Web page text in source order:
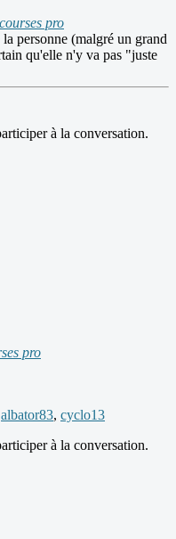
pro
personne (malgré un grand
qu'elle n'y va pas "juste
à la conversation.
pro
albator83, cyclo13
à la conversation.